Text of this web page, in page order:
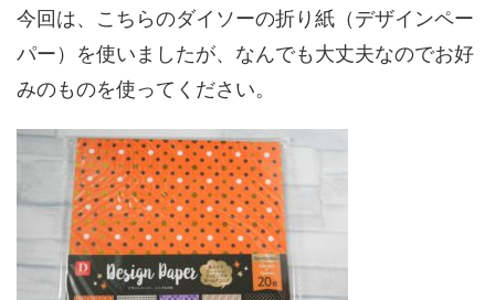
今回は、こちらのダイソーの折り紙（デザインペー
パー）を使いましたが、なんでも大丈夫なのでお好
みのものを使ってください。